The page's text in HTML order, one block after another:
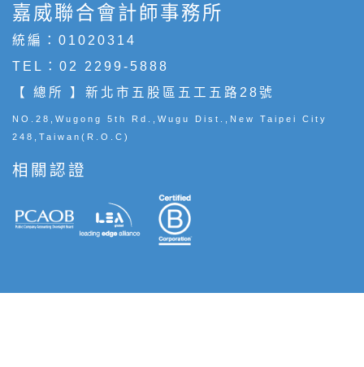
嘉威聯合會計師事務所
統編：01020314
TEL： 02 2299-5888
【 總所 】新北市五股區五工五路28號
NO.28,Wugong 5th Rd.,Wugu Dist.,New Taipei City
248,Taiwan(R.O.C)
相關認證